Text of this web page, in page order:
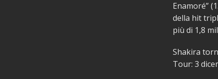
Enamoré”
della hit
più di 1,8
Shakira
Tour: 3